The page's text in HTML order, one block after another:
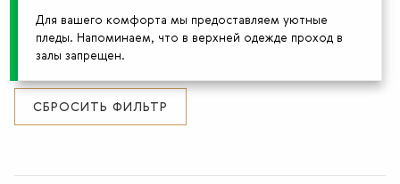
ТИП СОБЫТИЯ
СБРОСИТЬ ФИЛЬТР
Для вашего комфорта мы предоставляем уютные
пледы. Напоминаем, что в верхней одежде проход в
залы запрещен.